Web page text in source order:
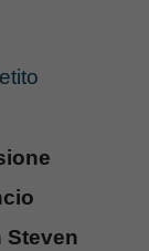
Steven